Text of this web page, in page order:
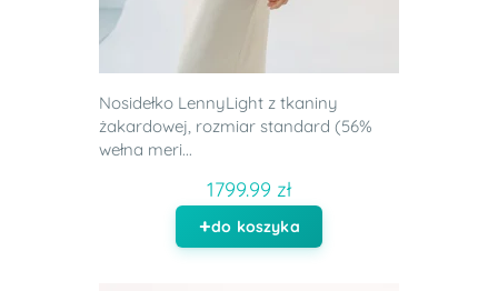
Nosidełko LennyLight z tkaniny
żakardowej, rozmiar standard (56%
wełna meri...
1799.99 zł
do koszyka